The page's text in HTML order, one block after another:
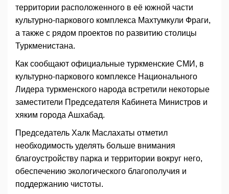
территории расположенного в её южной части
культурно-паркового комплекса Махтумкули Фраги,
а также с рядом проектов по развитию столицы
Туркменистана.
Как сообщают официальные туркменские СМИ, в
культурно-паркового комплексе Национального
Лидера туркменского народа встретили некоторые
заместители Председателя Кабинета Министров и
хяким города Ашхабад.
Председатель Халк Маслахаты отметил
необходимость уделять больше внимания
благоустройству парка и территории вокруг него,
обеспечению экологического благополучия и
поддержанию чистоты.